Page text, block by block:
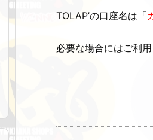
TOLAP’の口座名は「
必要な場合にはご利用